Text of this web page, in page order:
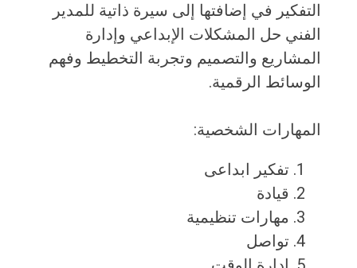
التفكير في إضافتها إلى سيرة ذاتية للمدير
الفني حل المشكلات الإبداعي وإدارة
المشاريع والتصميم وتجربة التخطيط وفهم
الوسائط الرقمية.
المهارات الشخصية:
تفكير ابداعى
قيادة
مهارات تنظيمية
تواصل